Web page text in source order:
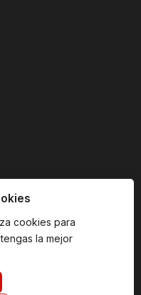
por
cookies para
la mejor